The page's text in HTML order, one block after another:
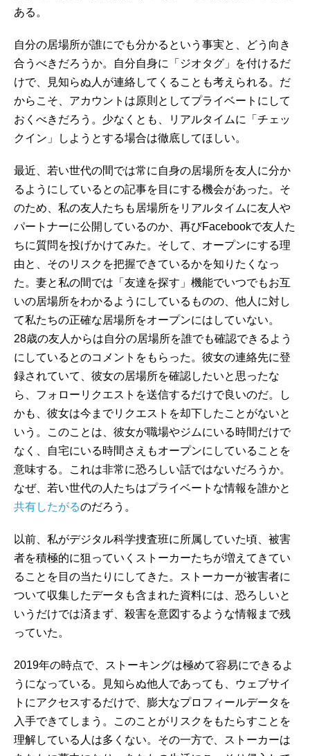
ある。
自分の居場所が誰にでも分かるという事実と、どう向き
合うべきだろうか。自分自身に「ジオタグ」を付けるだ
けで、見知らぬ人が連絡してくることも考えられる。だ
からこそ、アカウントは原則としてプライベートにして
おくべきだろう。少なくとも、リアルタイムに「チェッ
クイン」しようとする場合は徹底してほしい。
最近、若い世代の間では常に自身の居場所を友人に分か
るようにしているとの記事を目にする機会があった。そ
のため、私の友人たちも居場所をリアルタイムに友人や
パートナーに公開しているのか、再びFacebookで友人た
ちに質問を投げかけてみた。そして、オープンにする理
由と、そのリスクを把握できているかを知りたくなっ
た。妻と私の間では「友達を探す」機能でいつでもお互
いの居場所をわかるようにしているものの、他人に対し
て私たちの正確な居場所をオープンにはしていない。
28歳の友人からは自分の居場所を誰でも確認できるよう
にしているとのコメントをもらった。彼女の連絡先に登
録されていて、彼女の居場所を確認したいと思ったな
ら、フォローリクエストを送信するだけで良いのだ。し
かも、彼女は今までリクエストを却下したことがないと
いう。このことは、彼女が職場やジムにいる時間だけで
なく、自宅にいる時間さえもオープンにしていることを
意味する。これは非常に恐ろしい話ではないだろうか。
なぜ、若い世代の人たちはプライベートな情報を誰かと
共有したがるのだろう。
以前、私がデジタル科学捜査班に所属していた頃、被害
者を積極的に狙っていくストーカーたちが増えてきてい
ることを目の当たりにしてきた。ストーカーが被害者に
ついて収集したデータも含まれた資料には、恐ろしいと
いうだけでは済まず、殺害を意図するような情報まで残
っていた。
2019年の時点で、ストーキングは極めて容易にできるよ
うになっている。見知らぬ他人であっても、ウェブサイ
トにアクセスするだけで、膨大なプロフィールデータを
入手できてしまう。このことがリスクをもたらすことを
理解している人は多くない。その一方で、ストーカーは